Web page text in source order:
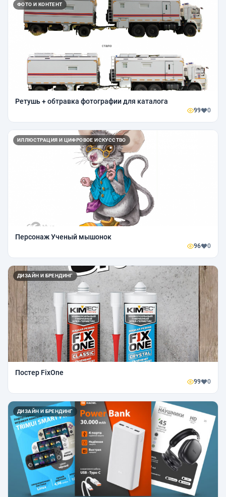
ФОТО И КОНТЕНТ
Ретушь + обтравка фотографии для каталога
99 0
ИЛЛЮСТРАЦИЯ И ЦИФРОВОЕ ИСКУССТВО
Персонаж Ученый мышонок
96 0
ДИЗАЙН И БРЕНДИНГ
Постер FixOne
99 0
ДИЗАЙН И БРЕНДИНГ